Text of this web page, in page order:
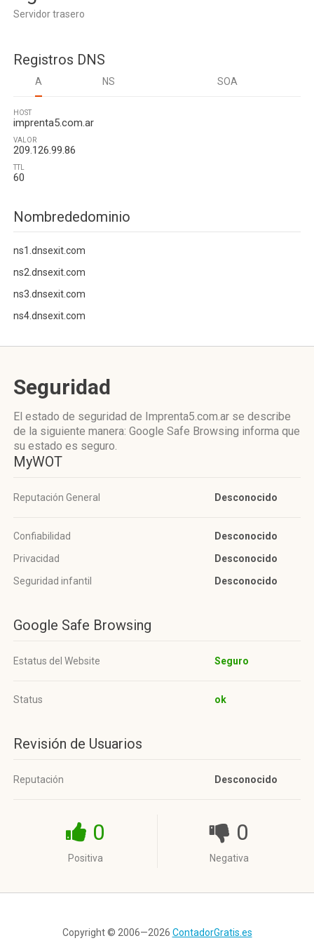
Servidor trasero
Registros DNS
A NS SOA
HOST
imprenta5.com.ar
VALOR
209.126.99.86
TTL
60
Nombrededominio
ns1.dnsexit.com
ns2.dnsexit.com
ns3.dnsexit.com
ns4.dnsexit.com
Seguridad
El estado de seguridad de Imprenta5.com.ar se describe
de la siguiente manera: Google Safe Browsing informa que
su estado es seguro.
MyWOT
Reputación General Desconocido
Confiabilidad
Desconocido
Privacidad
Desconocido
Seguridad infantil
Desconocido
Google Safe Browsing
Estatus del Website Seguro
Status ok
Revisión de Usuarios
Reputación Desconocido
0
Positiva
0
Negativa
Copyright © 2006—2026 ContadorGratis.es